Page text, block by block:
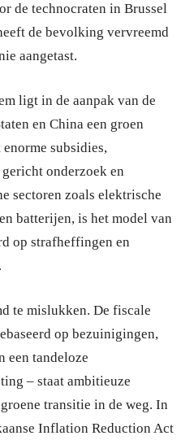
de technocraten in Brussel
de bevolking vervreemd
aangetast.
ligt in de aanpak van de
en China een groen
subsidies,
onderzoek en
sectoren zoals elektrische
batterijen, is het model van
op strafheffingen en
te mislukken. De fiscale
op bezuinigingen,
een tandeloze
– staat ambitieuze
transitie in de weg. In
Inflation Reduction Act